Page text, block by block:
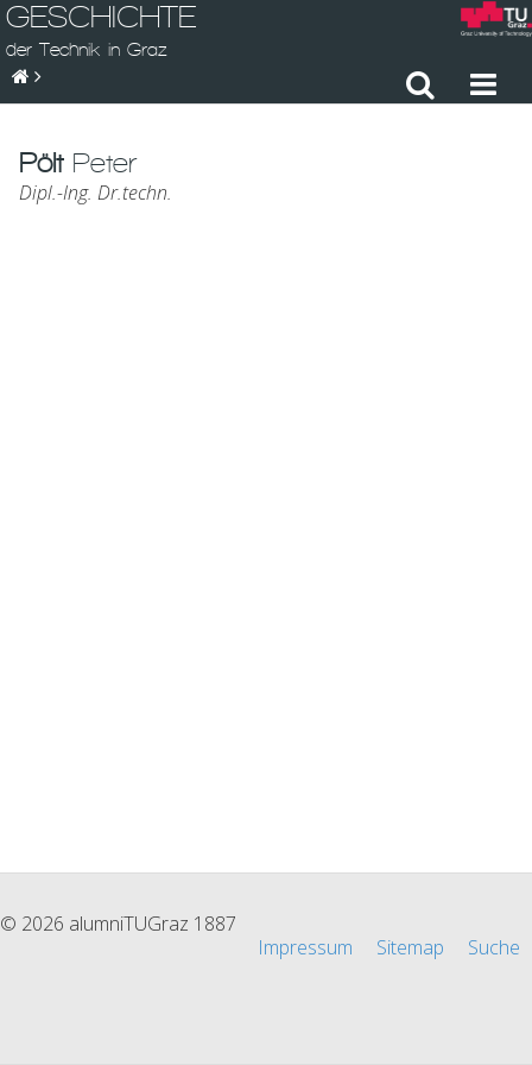
GESCHICHTE
der Technik in Graz
PöltPeter
Dipl.-Ing. Dr.techn.
© 2026 alumniTUGraz 1887
Impressum
Sitemap Suche